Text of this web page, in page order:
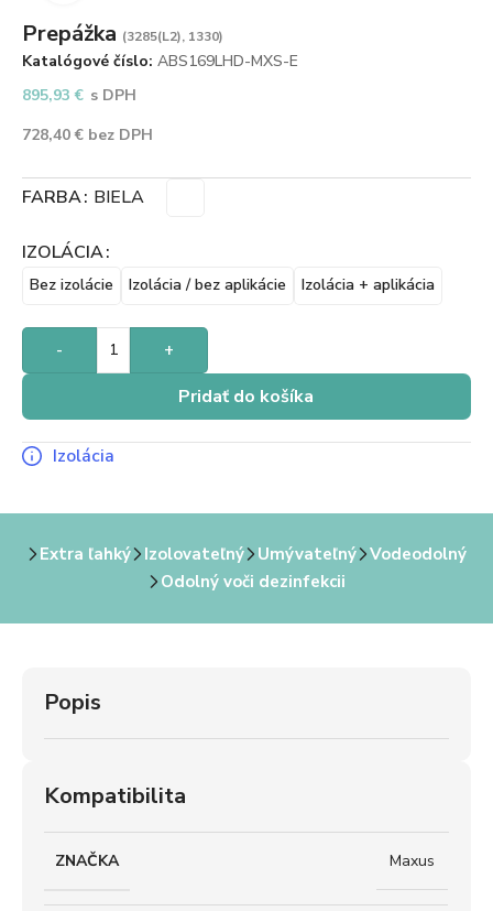
Prepážka (3285(L2), 1330)
Katalógové číslo: ABS169LHD-MXS-E
895,93€ s DPH
728,40€ bez DPH
FARBA BIELA
IZOLÁCIA
Bez izolácie Izolácia / bez aplikácie Izolácia + aplikácia
- +
Pridať do košíka
Izolácia
Extra ľahký Izolovateľný Umývateľný
Vodeodolný
Odolný voči dezinfekcii
Popis
Kompatibilita
ZNAČKA Maxus